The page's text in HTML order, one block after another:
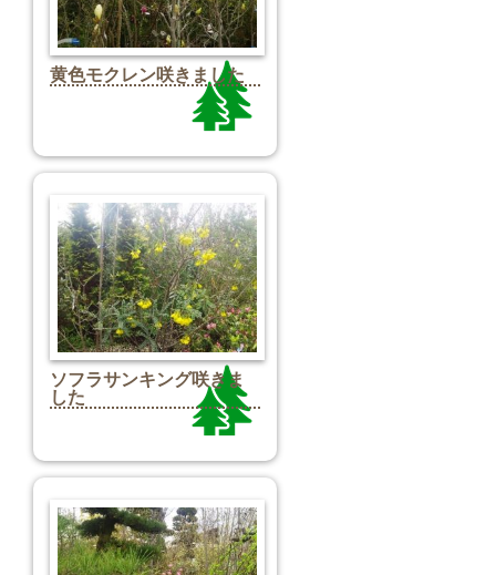
黄色モクレン咲きました
ソフラサンキング咲きま
した